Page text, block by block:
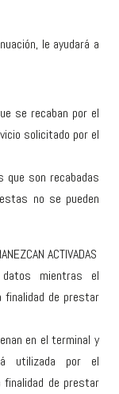
le ayudará a
se recaban por el
solicitado por el
que son recabadas
no se pueden
ACTIVADAS
datos mientras el
finalidad de prestar
en el terminal y
utilizada por el
finalidad de prestar